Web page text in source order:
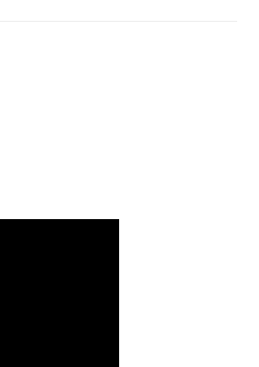
Olimpiady Wiedzy Ekologicznej